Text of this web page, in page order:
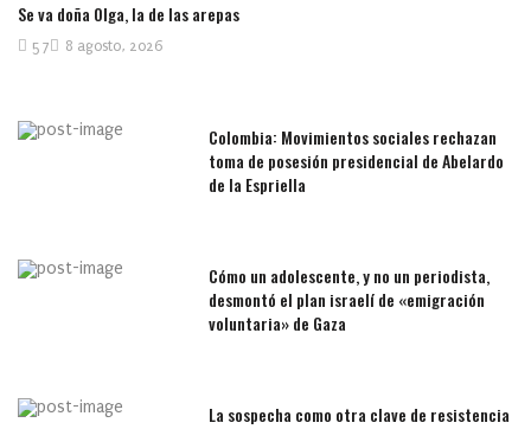
Se va doña Olga, la de las arepas
8 agosto, 2026
57
Colombia: Movimientos sociales rechazan
toma de posesión presidencial de Abelardo
de la Espriella
Cómo un adolescente, y no un periodista,
desmontó el plan israelí de «emigración
voluntaria» de Gaza
La sospecha como otra clave de resistencia